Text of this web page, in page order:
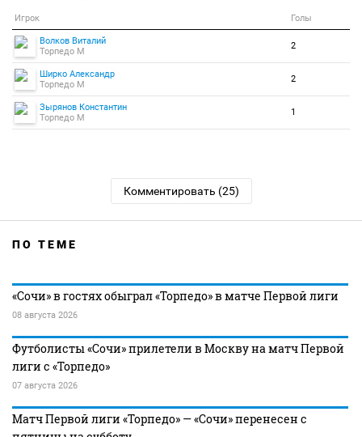
Игрок Голы
Волков Виталий
Торпедо М
2
Ширко Александр
Торпедо М
2
Зырянов Константин
Торпедо М
1
Комментировать (25)
ПО ТЕМЕ
«Сочи» в гостях обыграл «Торпедо» в матче Первой лиги
08 августа 2026
Футболисты «Сочи» прилетели в Москву на матч Первой
лиги с «Торпедо»
07 августа 2026
Матч Первой лиги «Торпедо» — «Сочи» перенесен с